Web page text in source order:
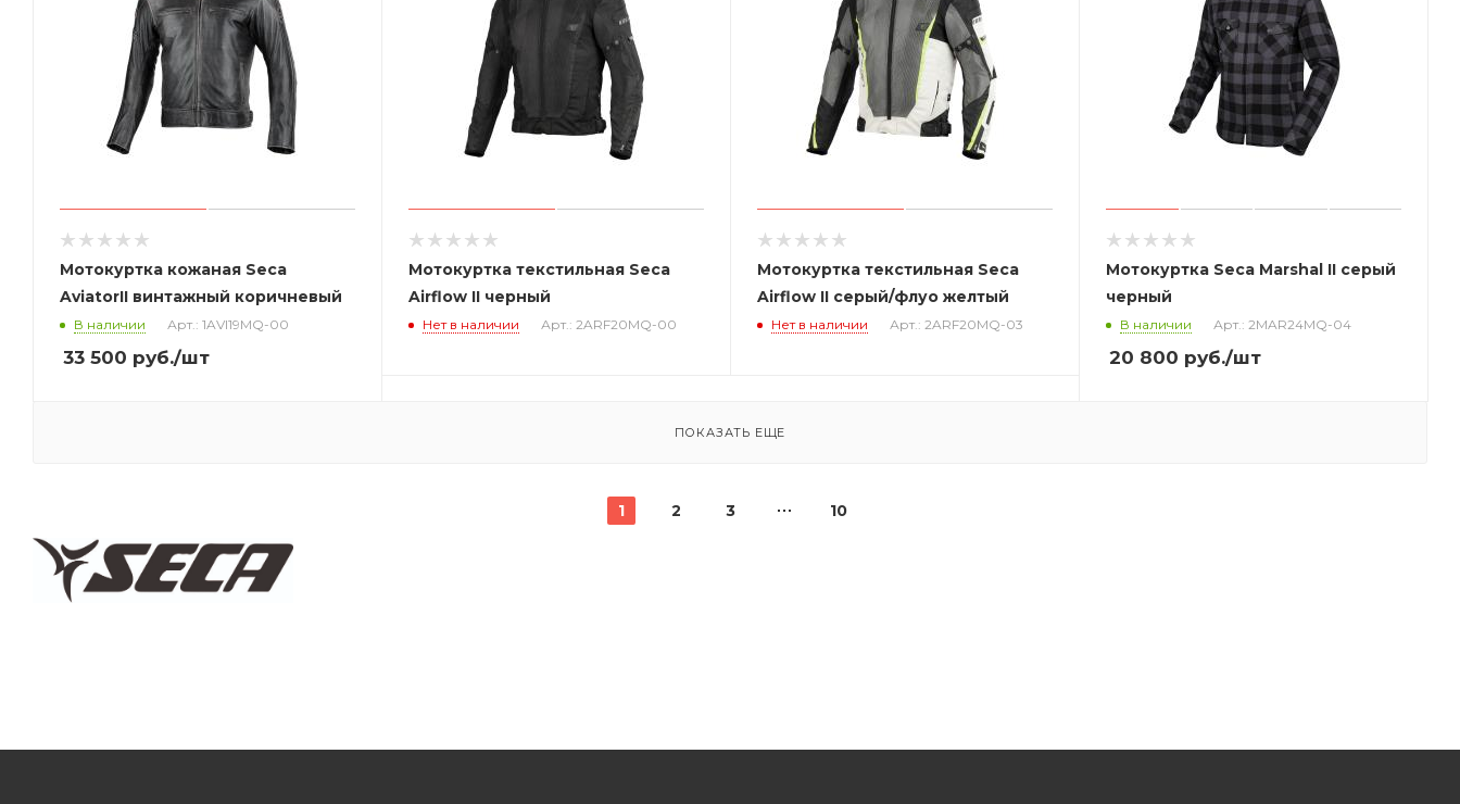
Мотокуртка кожаная Seca
AviatorII винтажный коричневый
В наличии Арт.: 1AVI19MQ-00
33 500 руб./шт
Мотокуртка текстильная Seca
Airflow II черный
Нет в наличии Арт.: 2ARF20MQ-00
Мотокуртка текстильная Seca
Airflow II серый/флуо желтый
Нет в наличии Арт.: 2ARF20MQ-03
Мотокуртка Seca Marshal II серый
черный
В наличии Арт.: 2MAR24MQ-04
20 800 руб./шт
ПОКАЗАТЬ ЕЩЕ
1 2 3 10